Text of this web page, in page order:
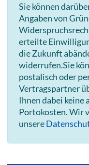
Sie können
Angaben von
erteilte
die Zukunft
widerrufen.Sie
postalisch oder
Vertragspartner
Ihnen dabei keine
Portokosten. Wir
unsere